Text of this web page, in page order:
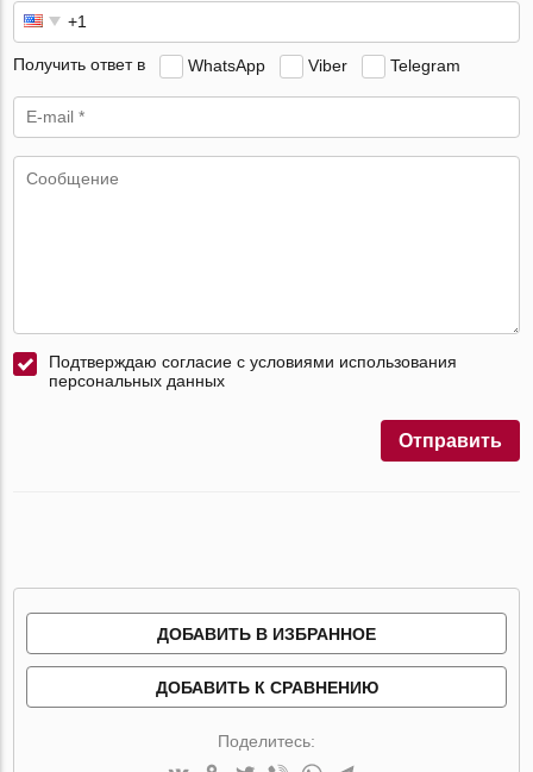
Получить ответ в WhatsApp Viber Telegram
Подтверждаю согласие с условиями использования
персональных данных
Отправить
ДОБАВИТЬ В ИЗБРАННОЕ
ДОБАВИТЬ К СРАВНЕНИЮ
Поделитесь: